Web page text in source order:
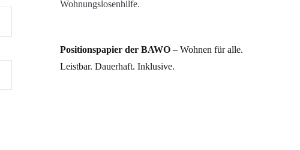
Wohnungslosenhilfe.
Positionspapier der BAWO – Wohnen für alle.
Leistbar. Dauerhaft. Inklusive.